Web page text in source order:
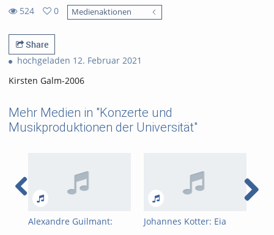
524
views
0
favorites
Medienaktionen
Share
hochgeladen 12. Februar 2021
Kirsten Galm-2006
Mehr Medien in "Konzerte und
Musikproduktionen der Universität"
Alexandre Guilmant:
Johannes Kotter: Eia